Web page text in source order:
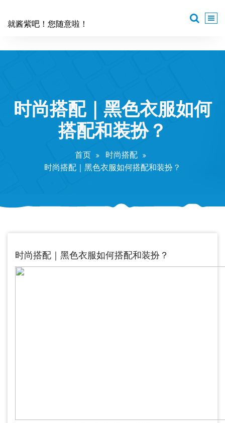
就酱紫吧！您随意啦！
时尚搭配｜黑色衣服如何
搭配和装扮？
首页
时尚搭配
时尚搭配｜黑色衣服如何搭配和装扮？
时尚搭配｜黑色衣服如何搭配和装扮？